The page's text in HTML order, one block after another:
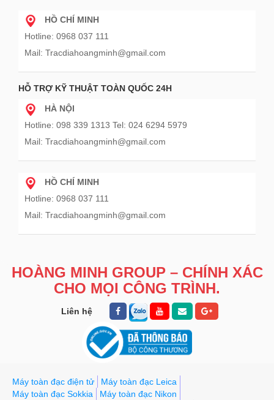
HỒ CHÍ MINH
Hotline: 0968 037 111
Mail: Tracdiahoangminh@gmail.com
HỖ TRỢ KỸ THUẬT TOÀN QUỐC 24H
HÀ NỘI
Hotline: 098 339 1313 Tel: 024 6294 5979
Mail: Tracdiahoangminh@gmail.com
HỒ CHÍ MINH
Hotline: 0968 037 111
Mail: Tracdiahoangminh@gmail.com
HOÀNG MINH GROUP – CHÍNH XÁC
CHO MỌI CÔNG TRÌNH.
Liên hệ
Máy toàn đạc điện tử
Máy toàn đạc Leica
Máy toàn đạc Sokkia
Máy toàn đạc Nikon